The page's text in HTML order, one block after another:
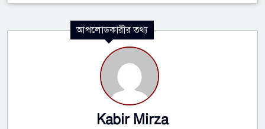
আপলোডকারীর তথ্য
Kabir Mirza